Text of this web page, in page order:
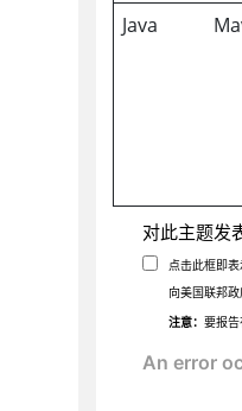
Java
对此主题发
点击此框即
向美国联邦
注意：要报